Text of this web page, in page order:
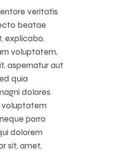
veritatis
beatae
explicabo.
voluptatem,
aspernatur aut
quia
dolores
voluptatem
porro
dolorem
sit, amet,